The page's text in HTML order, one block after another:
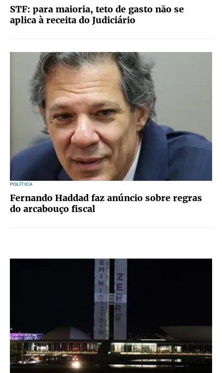
STF: para maioria, teto de gasto não se
aplica à receita do Judiciário
POLÍTICA
Fernando Haddad faz anúncio sobre regras
do arcabouço fiscal